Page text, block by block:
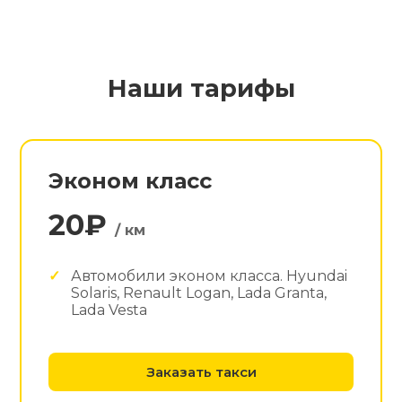
Наши тарифы
Эконом класс
20₽/ км
Автомобили эконом класса. Hyundai
Solaris, Renault Logan, Lada Granta,
Lada Vesta
Заказать такси